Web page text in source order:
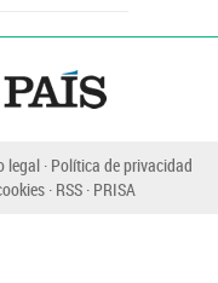
legal Política de privacidad
RSS PRISA